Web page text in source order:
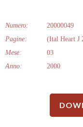
Numero:
20000049
Pagine:
(Ital Heart J
Mese:
03
Anno:
2000